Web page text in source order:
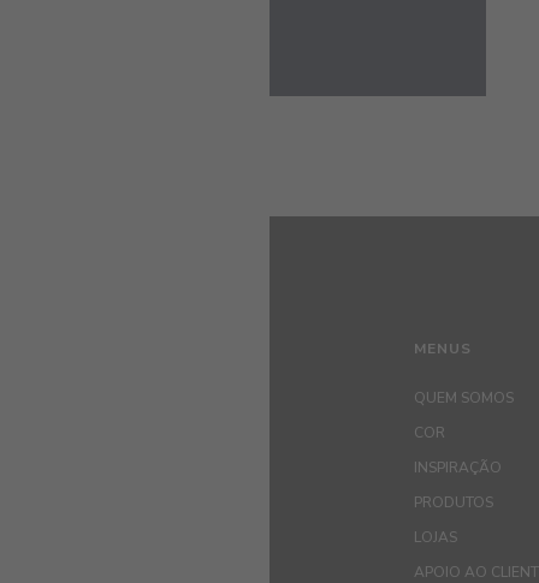
MENUS
QUEM SOMOS
COR
INSPIRAÇÃO
PRODUTOS
LOJAS
APOIO AO